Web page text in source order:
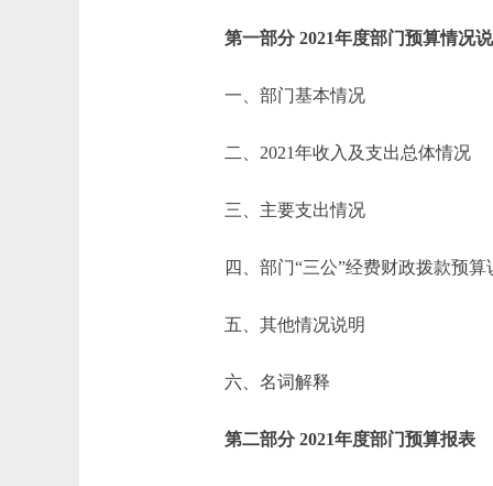
第一部分 2021年度部门预算情况
一、部门基本情况
二、2021年收入及支出总体情况
三、主要支出情况
四、部门“三公”经费财政拨款预算
五、其他情况说明
六、名词解释
第二部分 2021年度部门预算报表